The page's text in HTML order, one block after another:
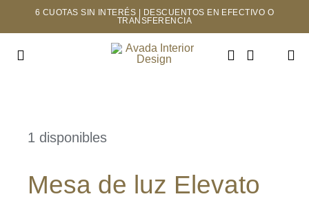
6 CUOTAS SIN INTERÉS | DESCUENTOS EN EFECTIVO O
TRANSFERENCIA
Toggle
MAYORISTAS
1 disponibles
Mesa de luz Elevato